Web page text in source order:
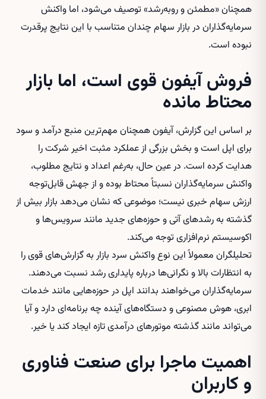
همچنان «مطمئن و روبه‌رشد» توصیف می‌شود، اما واکنش
سرمایه‌گذاران در بازار سهام چندان متناسب با این نتایج پرقدرت
نبوده است.
فروش آیفون قوی است، اما بازار
محتاط مانده
بر اساس این گزارش، آیفون همچنان مهم‌ترین منبع درآمد و سود
برای اپل است و بخش بزرگی از عملکرد مثبت اخیر شرکت را
هدایت کرده است. در عین حال، به‌رغم اعداد و نتایج مطلوب،
واکنش سرمایه‌گذاران نسبتاً محتاط بوده و از جهش قابل‌توجه
ارزش سهام خبری نیست؛ موضوعی که نشان می‌دهد بازار بیش از
گذشته به رشدهای آتی و حوزه‌های جدید مانند سرویس‌ها و
اکوسیستم نرم‌افزاری توجه می‌کند.
تحلیلگران معمولاً این نوع واکنش سرد بازار به گزارش‌های قوی را
به انتظارات بالا و نگرانی‌ها درباره پایداری رشد نسبت می‌دهند.
سرمایه‌گذاران می‌خواهند بدانند اپل در حوزه‌هایی مانند خدمات
ابری، هوش مصنوعی و دستگاه‌های آینده چه برنامه‌ای دارد و آیا
می‌تواند مانند گذشته موتورهای درآمدی تازه ایجاد کند یا خیر.
اهمیت ماجرا برای صنعت فناوری
و کاربران